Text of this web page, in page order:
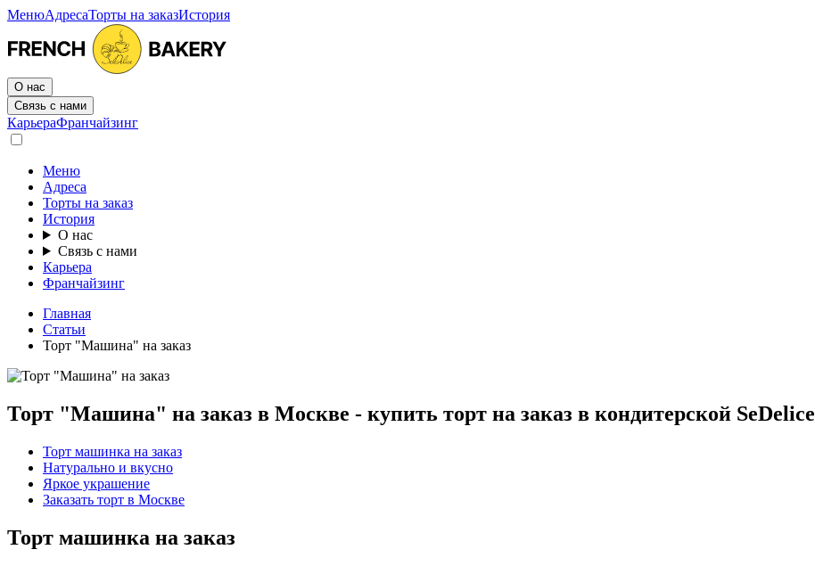
МенюАдресаТорты на заказИстория
О нас
Связь с нами
КарьераФранчайзинг
Меню
Адреса
Торты на заказ
История
О нас
Связь с нами
Карьера
Франчайзинг
Главная
Статьи
Торт "Машина" на заказ
Торт "Машина" на заказ в Москве - купить торт на заказ в кондитерской SeDelice
Торт машинка на заказ
Натурально и вкусно
Яркое украшение
Заказать торт в Москве
Торт машинка на заказ